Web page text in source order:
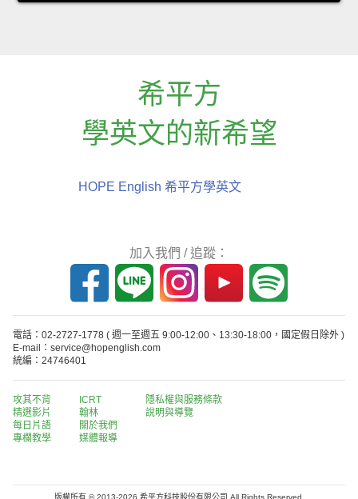
希平方
學英文的新希望
HOPE English 希平方學英文
加入我們 / 追蹤：
電話：02-2727-1778 ( 週一至週五 9:00-12:00、13:30-18:00，國定假日除外 )
E-mail：service@hopenglish.com
統編：24746401
攻其不背
精選影片
每日片語
專欄教學
ICRT
翰林
關於我們
媒體報導
隱私權與服務條款
說明與導覽
版權所有 © 2013-2026 希平方科技股份有限公司 All Rights Reserved.